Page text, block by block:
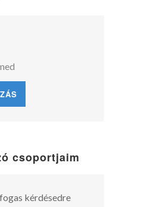
csoportjaim
kérdésedre